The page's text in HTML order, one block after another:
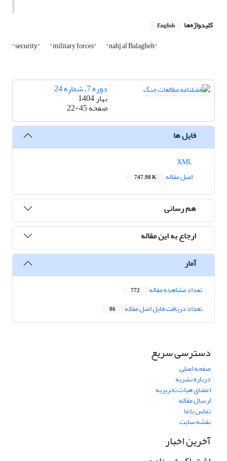
کلیدواژه‌ها English
"security" "military forces" "nahj al Balagheh"
دوره 7، شماره 24
بهار 1404
صفحه22-45
فایل ها
اصل مقاله
747.98 K
هم رسانی
ارجاع به این مقاله
آمار
تعداد مشاهده مقاله 772
تعداد دریافت فایل اصل مقاله 86
دسترسی سریع
صفحه اصلی
درباره نشریه
اعضای هیات تحریریه
ارسال مقاله
تماس با ما
نقشه سایت
آخرین اخبار